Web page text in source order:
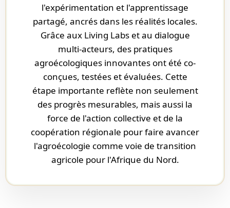
l'expérimentation et l'apprentissage
partagé, ancrés dans les réalités locales.
Grâce aux Living Labs et au dialogue
multi-acteurs, des pratiques
agroécologiques innovantes ont été co-
conçues, testées et évaluées. Cette
étape importante reflète non seulement
des progrès mesurables, mais aussi la
force de l'action collective et de la
coopération régionale pour faire avancer
l'agroécologie comme voie de transition
agricole pour l'Afrique du Nord.